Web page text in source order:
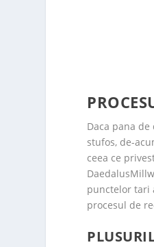
Daca pana
stufos, de-
ceea ce
punctelor tari
procesul de